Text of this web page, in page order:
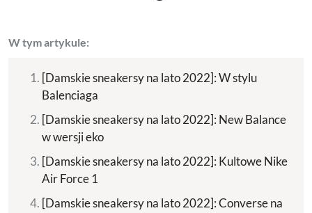
W tym artykule:
[Damskie sneakersy na lato 2022]: W stylu
Balenciaga
[Damskie sneakersy na lato 2022]: New Balance
w wersji eko
[Damskie sneakersy na lato 2022]: Kultowe Nike
Air Force 1
[Damskie sneakersy na lato 2022]: Converse na